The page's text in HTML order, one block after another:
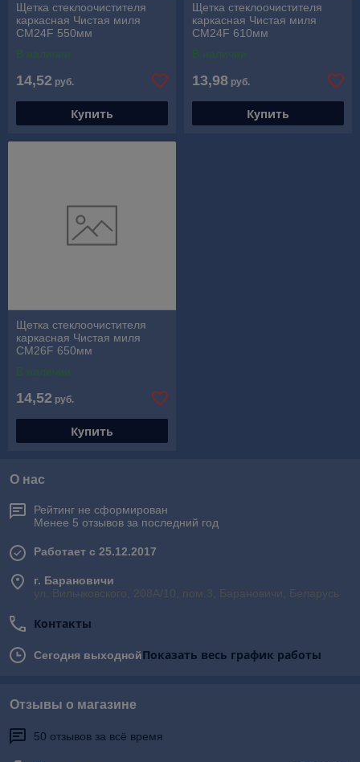
Щетка стеклоочистителя
каркасная Чистая миля
CM24F 550мм
В наличии
14,52 руб.
Купить
Щетка стеклоочистителя
каркасная Чистая миля
CM24F 610мм
В наличии
13,98 руб.
Купить
Щетка стеклоочистителя
каркасная Чистая миля
CM26F 650мм
В наличии
14,52 руб.
Купить
О нас
Рейтинг не сформирован
Менее 5 отзывов за последний год
Работает с 25.12.2017
г. Барановичи
ул. Вильчковского, 208А/10, пом.3, Барановичи, Беларусь
Контакты
Сегодня выходнойПоказать весь график работы
Отзывы о магазине
50 отзывов за всё время